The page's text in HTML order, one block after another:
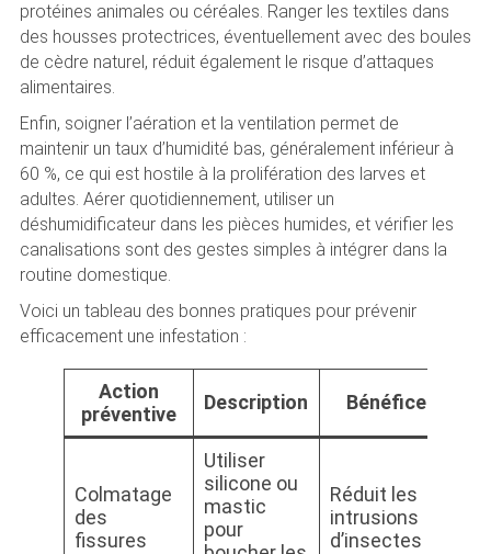
protéines animales ou céréales. Ranger les textiles dans
des housses protectrices, éventuellement avec des boules
de cèdre naturel, réduit également le risque d’attaques
alimentaires.
Enfin, soigner l’aération et la ventilation permet de
maintenir un taux d’humidité bas, généralement inférieur à
60 %, ce qui est hostile à la prolifération des larves et
adultes. Aérer quotidiennement, utiliser un
déshumidificateur dans les pièces humides, et vérifier les
canalisations sont des gestes simples à intégrer dans la
routine domestique.
Voici un tableau des bonnes pratiques pour prévenir
efficacement une infestation :
Action
préventive
Description Bénéfices
Colmatage
des
fissures
Utiliser
silicone ou
mastic
pour
Réduit les
intrusions
d’insectes